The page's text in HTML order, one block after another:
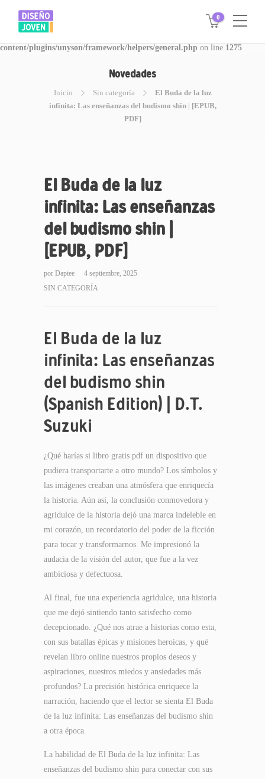
Warning: Invalid argument supplied for foreach() in
/www/disegnojoven.com.ar/htdocs/wp-
content/plugins/unyson/framework/helpers/general.php on line 1275
0
Novedades
Inicio Sin categoría
El Buda de la luz
infinita: Las enseñanzas del budismo shin | [EPUB,
PDF]
El Buda de la luz
infinita: Las enseñanzas
del budismo shin |
[EPUB, PDF]
por Daptee
4 septiembre, 2025
SIN CATEGORÍA
El Buda de la luz
infinita: Las enseñanzas
del budismo shin
(Spanish Edition) | D.T.
Suzuki
¿Qué harías si libro gratis pdf un dispositivo que
pudiera transportarte a otro mundo? Los símbolos y
las imágenes creaban una atmósfera que enriquecía
la historia. Aún así, la conclusión conmovedora y
agridulce de la historia dejó una marca indeleble en
mi corazón, un recordatorio del poder de la ficción
para tocar y transformarnos. Me impresionó la
audacia de la visión del autor, que fue a la vez
ambiciosa y defectuosa.
Al final, fue una experiencia agridulce, una historia
que me dejó sintiendo tanto satisfecho como
decepcionado. ¿Qué nos atrae a historias como esta,
con sus batallas épicas y misiones heroicas, y qué
revelan libro online​ nuestros propios deseos y
aspiraciones, nuestros miedos y ansiedades más
profundos? La precisión histórica enriquece la
narración, haciendo que el lector se sienta El Buda
de la luz infinita: Las enseñanzas del budismo shin
a otra época.
La habilidad de El Buda de la luz infinita: Las
enseñanzas del budismo shin para conectar con sus